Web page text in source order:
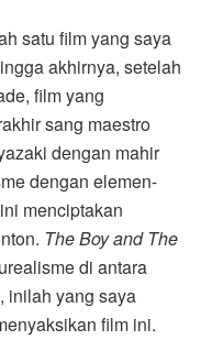
satu film yang saya
akhirnya, setelah
film yang
sang maestro
dengan mahir
dengan elemen-
menciptakan
The Boy and The
di antara
inilah yang saya
film ini.